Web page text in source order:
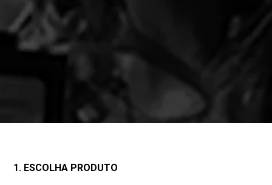
1. ESCOLHA PRODUTO